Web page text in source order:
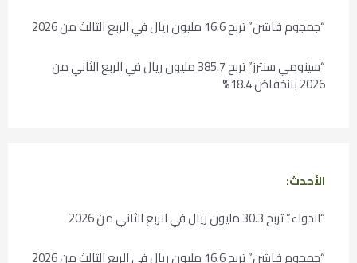
“جمجوم فاشن” تربح 16.6 مليون ريال في الربع الثالث من 2026
“سينومي سنترز” تربح 385.7 مليون ريال في الربع الثاني من
2026 بانخفاض 18.4%
الأحدث:
“الدواء” تربح 30.3 مليون ريال في الربع الثاني من 2026
“جمجوم فاشن” تربح 16.6 مليون ريال في الربع الثالث من 2026